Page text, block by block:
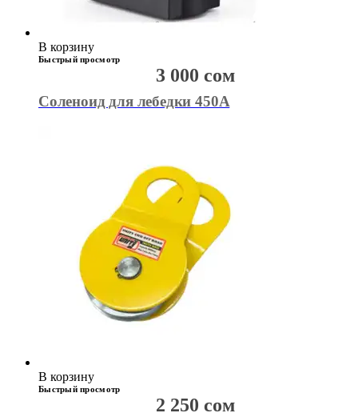
В корзину
Быстрый просмотр
Соленоид для лебедки 450А
3 000 сом
В корзину
Быстрый просмотр
2 250 сом